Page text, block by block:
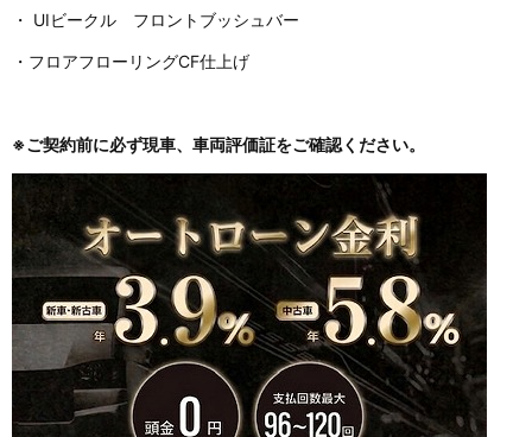
・ UIビークル フロントブッシュバー
・フロアフローリングCF仕上げ
※ご契約前に必ず現車、車両評価証をご確認ください。